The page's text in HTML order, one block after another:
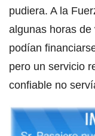
pudiera. A la
algunas horas
podían
pero un servicio
confiable no